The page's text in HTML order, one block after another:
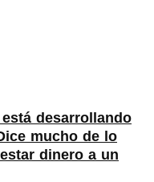
desarrollando
mucho de lo
dinero a un